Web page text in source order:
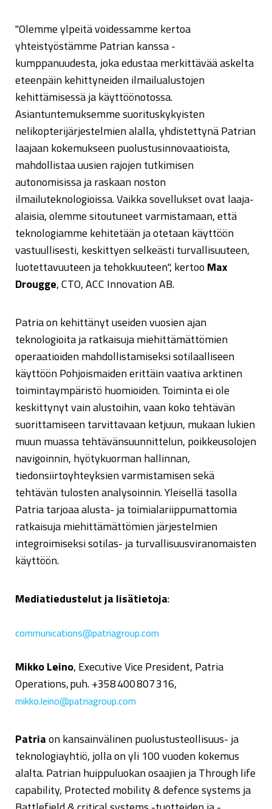
"Olemme ylpeitä voidessamme kertoa
yhteistyöstämme Patrian kanssa -
kumppanuudesta, joka edustaa merkittävää askelta
eteenpäin kehittyneiden ilmailualustojen
kehittämisessä ja käyttöönotossa.
Asiantuntemuksemme suorituskykyisten
nelikopterijärjestelmien alalla, yhdistettynä Patrian
laajaan kokemukseen puolustusinnovaatioista,
mahdollistaa uusien rajojen tutkimisen
autonomisissa ja raskaan noston
ilmailuteknologioissa. Vaikka sovellukset ovat laaja-
alaisia, olemme sitoutuneet varmistamaan, että
teknologiamme kehitetään ja otetaan käyttöön
vastuullisesti, keskittyen selkeästi turvallisuuteen,
luotettavuuteen ja tehokkuuteen", kertoo Max
Drougge, CTO, ACC Innovation AB.
Patria on kehittänyt useiden vuosien ajan
teknologioita ja ratkaisuja miehittämättömien
operaatioiden mahdollistamiseksi sotilaalliseen
käyttöön Pohjoismaiden erittäin vaativa arktinen
toimintaympäristö huomioiden. Toiminta ei ole
keskittynyt vain alustoihin, vaan koko tehtävän
suorittamiseen tarvittavaan ketjuun, mukaan lukien
muun muassa tehtävänsuunnittelun, poikkeusolojen
navigoinnin, hyötykuorman hallinnan,
tiedonsiirtoyhteyksien varmistamisen sekä
tehtävän tulosten analysoinnin. Yleisellä tasolla
Patria tarjoaa alusta- ja toimialariippumattomia
ratkaisuja miehittämättömien järjestelmien
integroimiseksi sotilas- ja turvallisuusviranomaisten
käyttöön.
Mediatiedustelut ja lisätietoja:
communications@patriagroup.com
Mikko Leino, Executive Vice President, Patria
Operations, puh. +358 400 807 316,
mikko.leino@patriagroup.com
Patriaon kansainvälinen puolustusteollisuus- ja
teknologiayhtiö, jolla on yli 100 vuoden kokemus
alalta. Patrian huippuluokan osaajien ja Through life
capability, Protected mobility & defence systems ja